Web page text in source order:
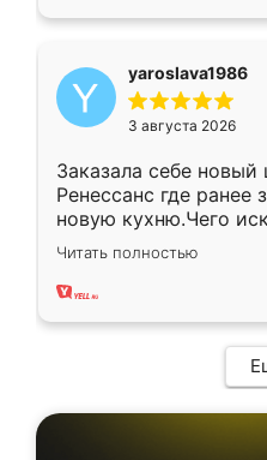
yaroslava1986
3 августа 2026
Заказала себе
Ренессанс где ранее
новую кухню.Чего
вполне довольна.
два года, нареканий
Читать полностью